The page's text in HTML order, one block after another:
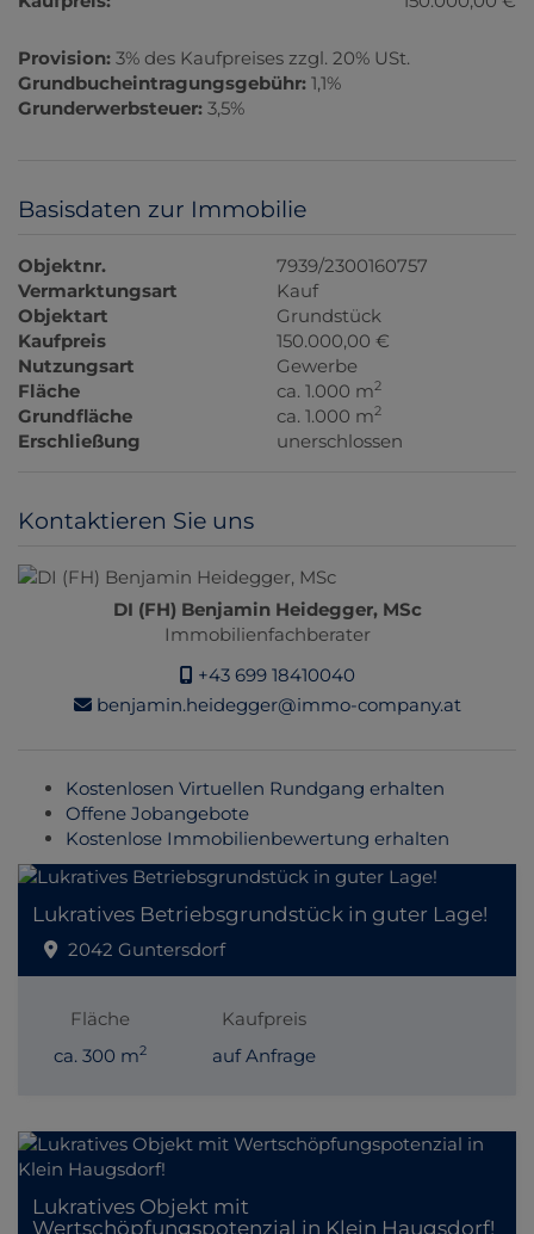
Provision: 3% des Kaufpreises zzgl. 20% USt.
Grundbucheintragungsgebühr: 1,1%
Grunderwerbsteuer: 3,5%
Basisdaten zur Immobilie
Objektnr.
7939/2300160757
Vermarktungsart
Kauf
Objektart
Grundstück
Kaufpreis
150.000,00 €
Nutzungsart
Gewerbe
Fläche
ca. 1.000 m2
Grundfläche ca. 1.000 m2
Erschließung unerschlossen
Kontaktieren Sie uns
DI (FH) Benjamin Heidegger, MSc
Immobilienfachberater
+43 699 18410040
benjamin.heidegger@immo-company.at
Kostenlosen Virtuellen Rundgang erhalten
Offene Jobangebote
Kostenlose Immobilienbewertung erhalten
Lukratives Betriebsgrundstück in guter Lage!
2042 Guntersdorf
Fläche
ca. 300 m2
Kaufpreis
auf Anfrage
Lukratives Objekt mit
Wertschöpfungspotenzial in Klein Haugsdorf!